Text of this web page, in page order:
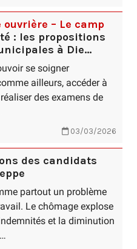
ouvrière – Le camp
: les propositions
à Die…
se soigner
ailleurs, accéder à
des examens de
03/03/2026
des candidats
partout un problème
Le chômage explose
et la diminution